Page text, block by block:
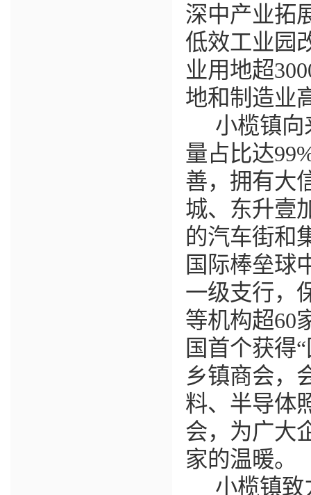
深中产业拓
低效工业园
业用地超
地和制造业
小榄镇
量占比达
善，拥有大
城、东升壹
的汽车街和
国际棒垒球
一级支行，
等机构超60
国首个获得“
乡镇商会，
料、半导体
会，为广大
家的温暖。
小榄镇